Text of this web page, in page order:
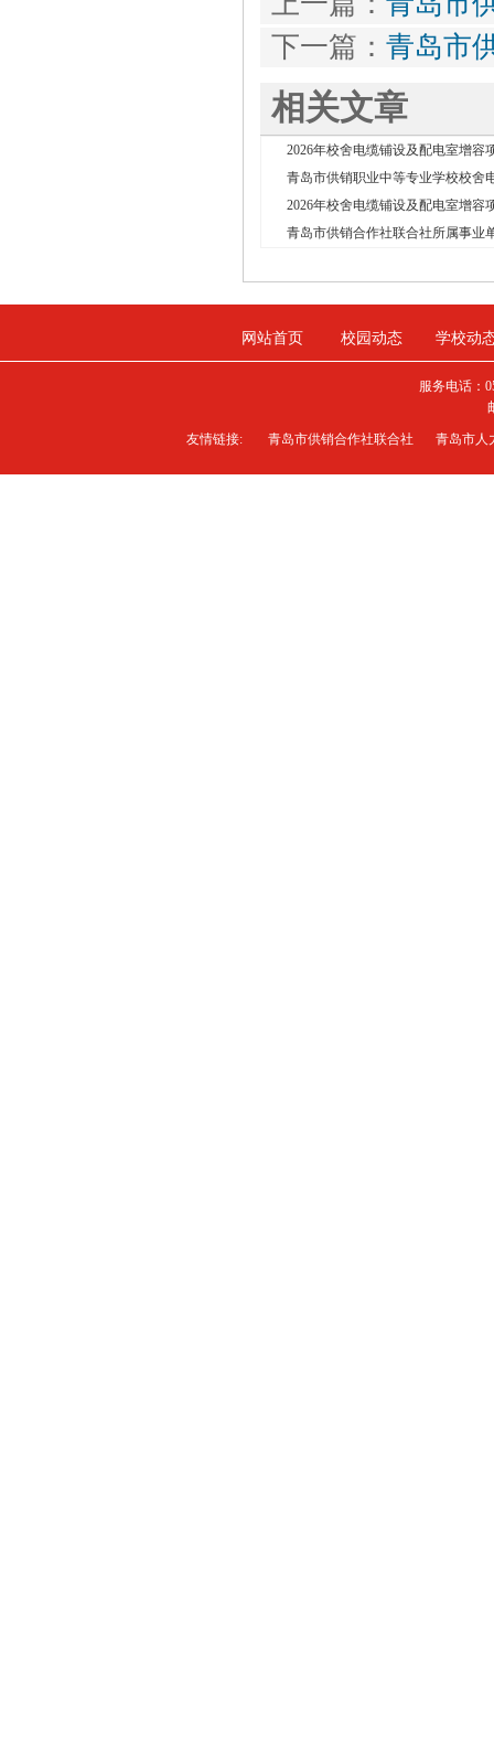
下一篇： 青岛市
相关文章
2026年校舍电缆铺设及配电室增容
青岛市供销职业中等专业学校校舍
2026年校舍电缆铺设及配电室增容
青岛市供销合作社联合社所属事业
网站首页 校园动态 学校动
服务电话：
友情链接: 青岛市供销合作社联合社 青岛市人